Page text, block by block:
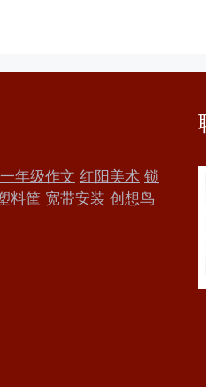
一年级作文 红阳美术 锁
料筐 宽带安装 创想鸟